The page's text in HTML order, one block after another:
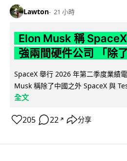
Lawton 21 小時
Elon Musk 稱
強兩間硬件公司 「除
SpaceX 舉行 2026 年第二季度業績
Musk 稱除了中國之外 SpaceX 與
全文
205 22 ↗ 分享